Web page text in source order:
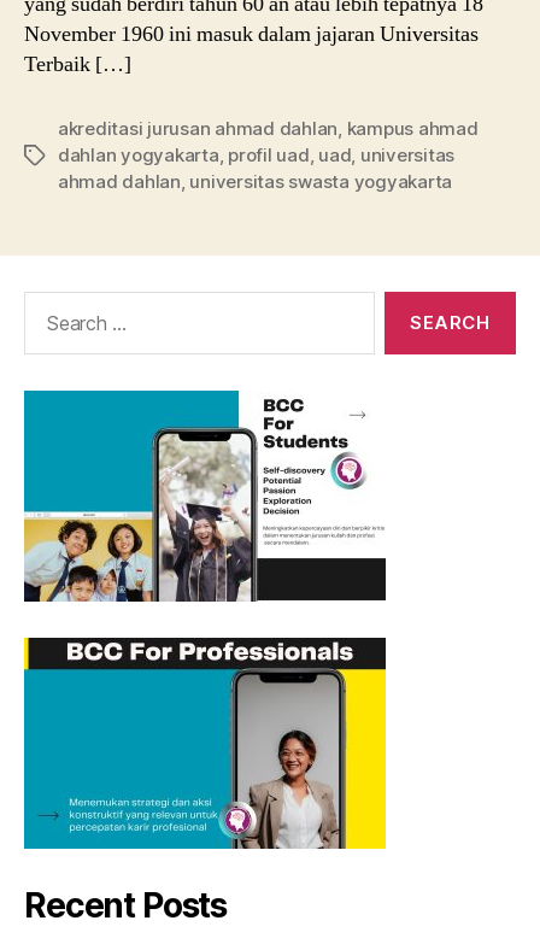
November 1960 ini masuk dalam jajaran Universitas
Terbaik […]
Tags
akreditasi jurusan ahmad dahlan kampus ahmad
dahlan yogyakarta profil uad uad universitas
ahmad dahlan universitas swasta yogyakarta
Recent Posts